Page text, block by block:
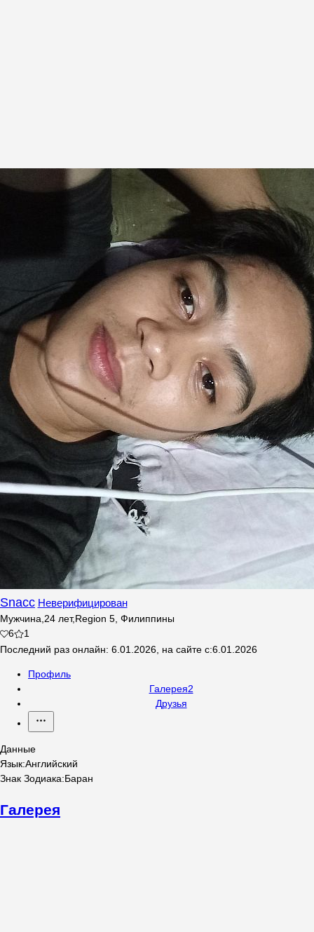
Snacc Неверифицирован
Мужчина 24 лет,Region 5, Филиппины
6
1
Последний раз онлайн: 6.01.2026, на сайте с:6.01.2026
Профиль
Галерея2
Друзья
Данные
Язык:Английский
Знак Зодиака:Баран
Галерея